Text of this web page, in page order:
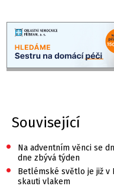
Související
•
Na adventním věnci se
dne zbývá týden
•
Betlémské světlo je již v
skauti vlakem